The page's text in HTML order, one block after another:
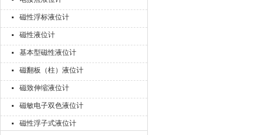
磁性浮标液位计
磁性液位计
基本型磁性液位计
磁翻板（柱）液位计
磁致伸缩液位计
磁敏电子双色液位计
磁性浮子式液位计